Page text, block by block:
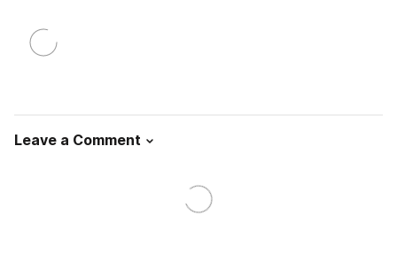
Leave a Comment